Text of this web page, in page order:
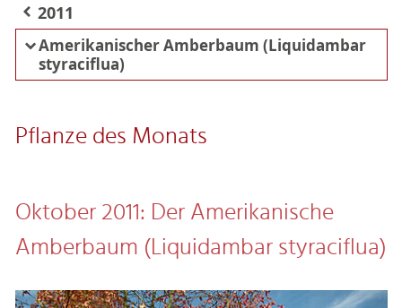
2011
Amerikanischer Amberbaum (Liquidambar
styraciflua)
Pflanze des Monats
Oktober 2011: Der Amerikanische
Amberbaum (Liquidambar styraciflua)